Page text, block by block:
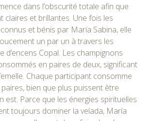
dans l’obscurité totale afin que
claires et brillantes. Une fois les
et bénis par María Sabina, elle
un par un à travers les
d’encens Copal. Les champignons
en paires de deux, significant
Chaque participant consomme
bien que plus puissent être
est. Parce que les énergies spirituelles
toujours dominer la velada, María